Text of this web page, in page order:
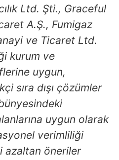
Ltd. Şti., Graceful
A.Ş., Fumigaz
ve Ticaret Ltd.
kurum ve
uygun,
sıra dışı çözümler
uygun olarak
verimliliği
azaltan öneriler